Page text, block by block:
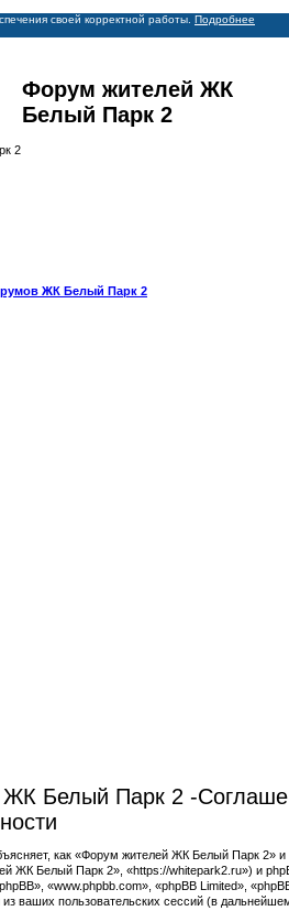
своей корректной работы. Подробнее
Форум жителей ЖК
Белый Парк 2
2
ЖК Белый Парк 2
Белый Парк 2 -
как «Форум жителей ЖК Белый Парк 2»
ЖК Белый Парк 2», «https://whitepark2.ru») и
«www.phpbb.com», «phpBB Limited»,
ваших пользовательских сессий (в